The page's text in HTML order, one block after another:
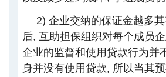
2) 企业交纳的保证金越多
后, 互助担保组织对每个成员
企业的监督和使用贷款行为并
身并没有使用贷款, 所以当其